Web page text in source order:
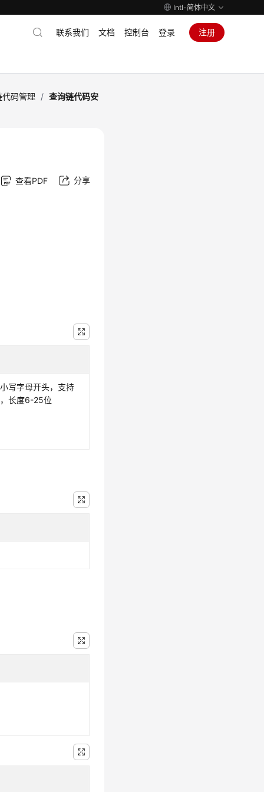
Intl-简体中文
联系我们 文档 控制台 登录 注册
代码管理 / 查询链代码安
查看PDF 分享
写字母开头，支持
长度6-25位